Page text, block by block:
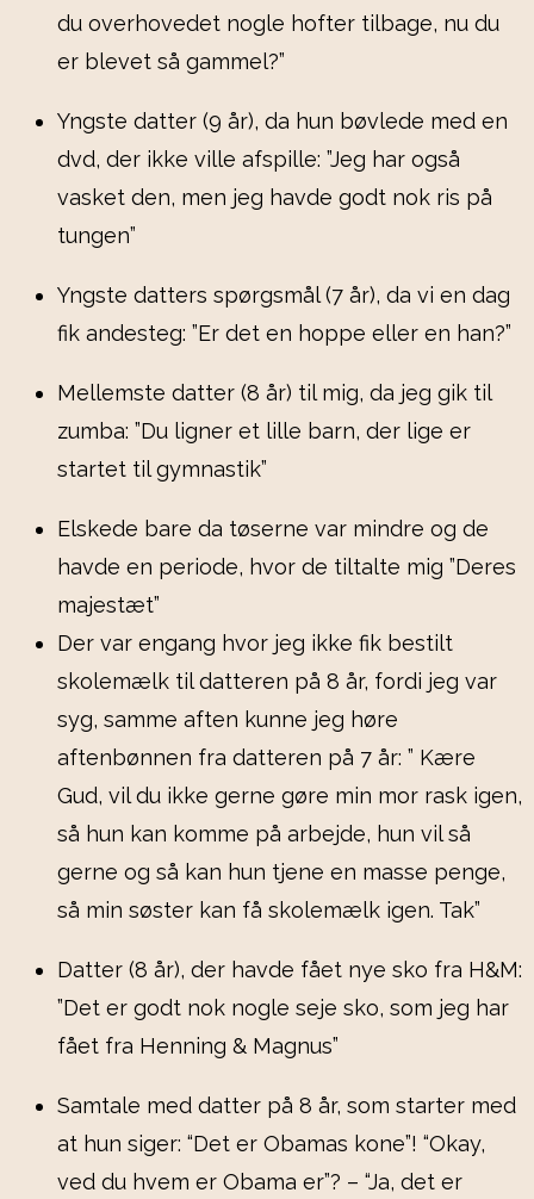
du overhovedet nogle hofter tilbage, nu du
er blevet så gammel?”
Yngste datter (9 år), da hun bøvlede med en
dvd, der ikke ville afspille: ”Jeg har også
vasket den, men jeg havde godt nok ris på
tungen”
Yngste datters spørgsmål (7 år), da vi en dag
fik andesteg: ”Er det en hoppe eller en han?”
Mellemste datter (8 år) til mig, da jeg gik til
zumba: ”Du ligner et lille barn, der lige er
startet til gymnastik”
Elskede bare da tøserne var mindre og de
havde en periode, hvor de tiltalte mig ”Deres
majestæt”
Der var engang hvor jeg ikke fik bestilt
skolemælk til datteren på 8 år, fordi jeg var
syg, samme aften kunne jeg høre
aftenbønnen fra datteren på 7 år: ” Kære
Gud, vil du ikke gerne gøre min mor rask igen,
så hun kan komme på arbejde, hun vil så
gerne og så kan hun tjene en masse penge,
så min søster kan få skolemælk igen. Tak”
Datter (8 år), der havde fået nye sko fra H&M:
”Det er godt nok nogle seje sko, som jeg har
fået fra Henning & Magnus”
Samtale med datter på 8 år, som starter med
at hun siger: “Det er Obamas kone”! “Okay,
ved du hvem er Obama er”? – “Ja, det er